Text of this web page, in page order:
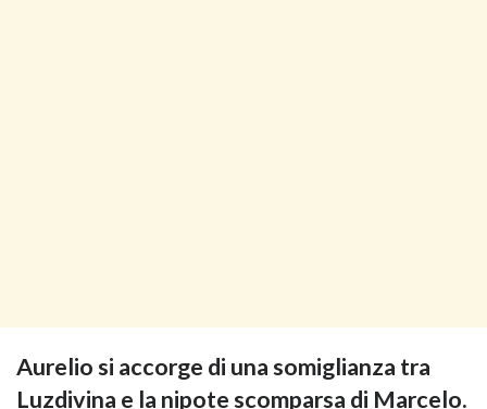
Aurelio si accorge di una somiglianza tra
Luzdivina e la nipote scomparsa di Marcelo.